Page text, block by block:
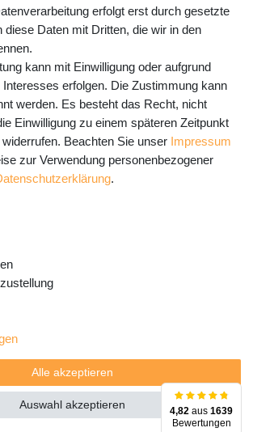
gesetzl. MwSt. und zzgl. Service- und
4,82 aus 1639
Bewertungen
- Keine Angebote
mehr verpassen!
ich, dass ich die
Meine Einwilligung kann ich jederzeit
** Hierbei handelt es sich um ein Pflichtfeld.
erfolgt erst durch gesetzte
diese Daten mit Dritten, die wir in den
kann mit Einwilligung oder aufgrund
erfolgen. Die Zustimmung kann
werden. Es besteht das Recht, nicht
Einwilligung zu einem späteren Zeitpunkt
Beachten Sie unser Impressum
zur Verwendung personenbezogener
.
Alle akzeptieren
Auswahl akzeptieren